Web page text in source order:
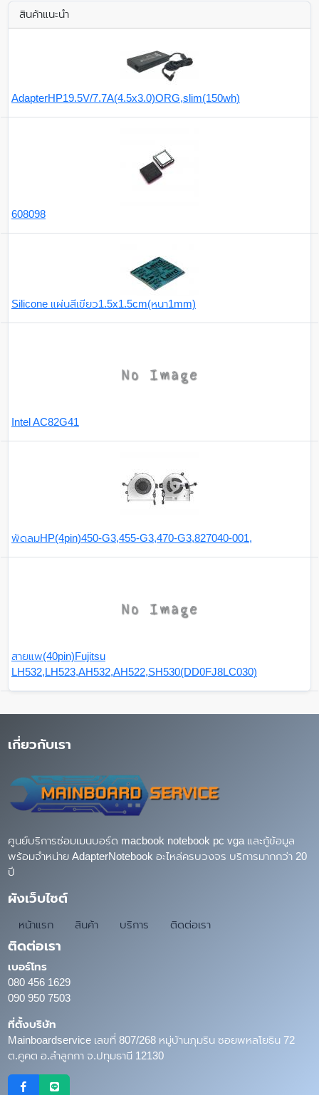
สินค้าแนะนำ
AdapterHP19.5V/7.7A(4.5x3.0)ORG,slim(150wh)
608098
Silicone แผ่นสีเขียว1.5x1.5cm(หนา1mm)
Intel AC82G41
พัดลมHP(4pin)450-G3,455-G3,470-G3,827040-001,
สายแพ(40pin)Fujitsu
LH532,LH523,AH532,AH522,SH530(DD0FJ8LC030)
เกี่ยวกับเรา
ศูนย์บริการซ่อมเมนบอร์ด macbook notebook pc vga และกู้ข้อมูล
พร้อมจำหน่าย AdapterNotebook อะไหล่ครบวงจร บริการมากกว่า 20
ปี
ผังเว็บไซต์
หน้าแรก สินค้า บริการ ติดต่อเรา
ติดต่อเรา
เบอร์โทร
080 456 1629
090 950 7503
ที่ตั้งบริษัท
Mainboardservice เลขที่ 807/268 หมู่บ้านภุมริน ซอยพหลโยธิน 72
ต.คูคต อ.ลำลูกกา จ.ปทุมธานี 12130